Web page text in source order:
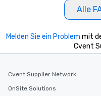
Alle
Melden Sie ein Problem mit
Cvent
Cvent Supplier Network
OnSite Solutions